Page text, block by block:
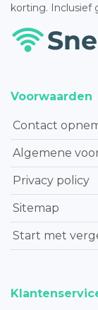
korting. Inclusief
Voorwaarden
Contact
Algemene
Privacy policy
Sitemap
Start met